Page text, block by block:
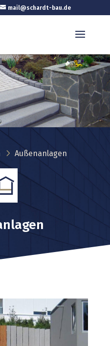
mail@schardt-bau.de
5 Außenanlagen